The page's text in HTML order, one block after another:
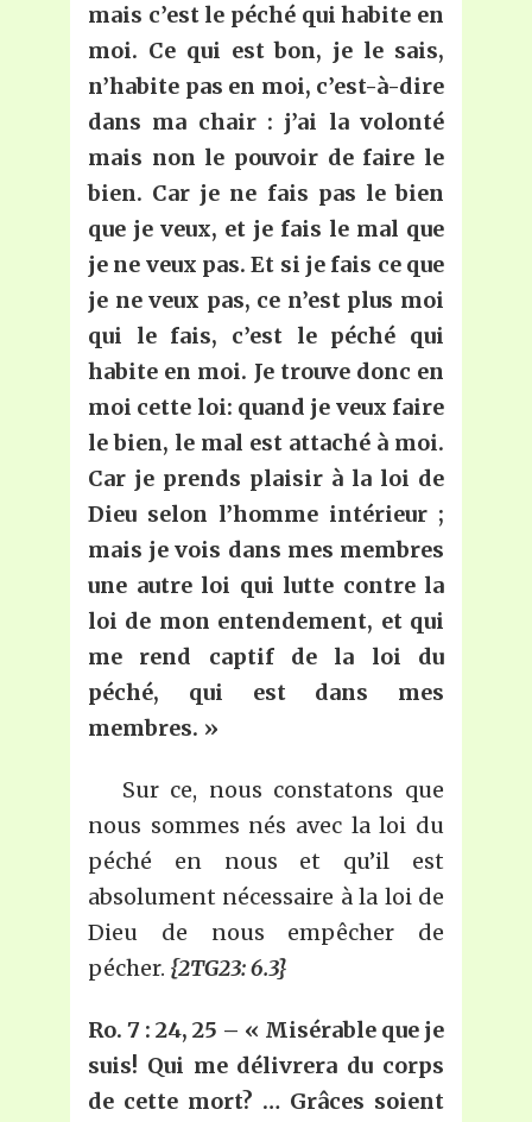
mais c’est le péché qui habite en
moi. Ce qui est bon, je le sais,
n’habite pas en moi, c’est-à-dire
dans ma chair : j’ai la volonté
mais non le pouvoir de faire le
bien. Car je ne fais pas le bien
que je veux, et je fais le mal que
je ne veux pas. Et si je fais ce que
je ne veux pas, ce n’est plus moi
qui le fais, c’est le péché qui
habite en moi. Je trouve donc en
moi cette loi: quand je veux faire
le bien, le mal est attaché à moi.
Car je prends plaisir à la loi de
Dieu selon l’homme intérieur ;
mais je vois dans mes membres
une autre loi qui lutte contre la
loi de mon entendement, et qui
me rend captif de la loi du
péché, qui est dans mes
membres. »
Sur ce, nous constatons que
nous sommes nés avec la loi du
péché en nous et qu’il est
absolument nécessaire à la loi de
Dieu de nous empêcher de
pécher. {2TG23: 6.3}
Ro. 7 : 24, 25 – « Misérable que je
suis! Qui me délivrera du corps
de cette mort? … Grâces soient